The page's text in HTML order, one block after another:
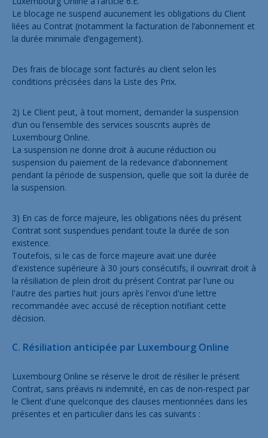
Le blocage ne suspend aucunement les obligations du Client
liées au Contrat (notamment la facturation de l’abonnement et
la durée minimale d’engagement).
Des frais de blocage sont facturés au client selon les
conditions précisées dans la Liste des Prix.
2) Le Client peut, à tout moment, demander la suspension
d’un ou l’ensemble des services souscrits auprès de
Luxembourg Online.
La suspension ne donne droit à aucune réduction ou
suspension du paiement de la redevance d’abonnement
pendant la période de suspension, quelle que soit la durée de
la suspension.
3) En cas de force majeure, les obligations nées du présent
Contrat sont suspendues pendant toute la durée de son
existence.
Toutefois, si le cas de force majeure avait une durée
d'existence supérieure à 30 jours consécutifs, il ouvrirait droit à
la résiliation de plein droit du présent Contrat par l'une ou
l'autre des parties huit jours après l'envoi d'une lettre
recommandée avec accusé de réception notifiant cette
décision.
C. Résiliation anticipée par Luxembourg Online
Luxembourg Online se réserve le droit de résilier le présent
Contrat, sans préavis ni indemnité, en cas de non-respect par
le Client d'une quelconque des clauses mentionnées dans les
présentes et en particulier dans les cas suivants :